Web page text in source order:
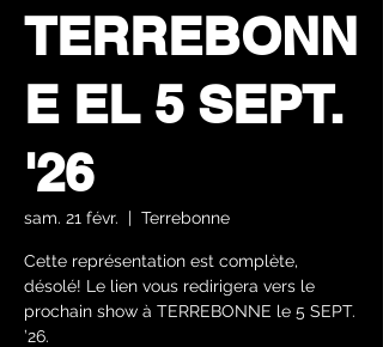
TERREBONN
E EL 5 SEPT.
'26
sam. 21 févr.
  |
Terrebonne
Cette représentation est complète,
désolé! Le lien vous redirigera vers le
prochain show à TERREBONNE le 5 SEPT.
’26.